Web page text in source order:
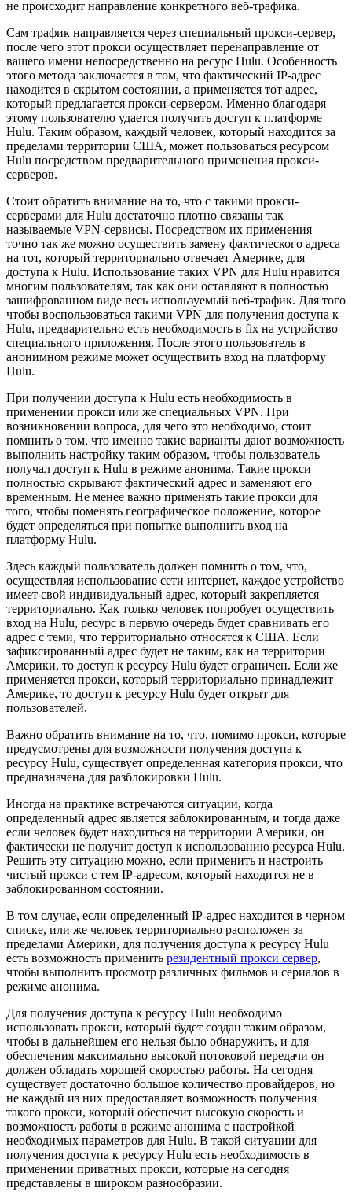
не происходит направление конкретного веб-трафика.
Сам трафик направляется через специальный прокси-сервер,
после чего этот прокси осуществляет перенаправление от
вашего имени непосредственно на ресурс Hulu. Особенность
этого метода заключается в том, что фактический IP-адрес
находится в скрытом состоянии, а применяется тот адрес,
который предлагается прокси-сервером. Именно благодаря
этому пользователю удается получить доступ к платформе
Hulu. Таким образом, каждый человек, который находится за
пределами территории США, может пользоваться ресурсом
Hulu посредством предварительного применения прокси-
серверов.
Стоит обратить внимание на то, что с такими прокси-
серверами для Hulu достаточно плотно связаны так
называемые VPN-сервисы. Посредством их применения
точно так же можно осуществить замену фактического адреса
на тот, который территориально отвечает Америке, для
доступа к Hulu. Использование таких VPN для Hulu нравится
многим пользователям, так как они оставляют в полностью
зашифрованном виде весь используемый веб-трафик. Для того
чтобы воспользоваться такими VPN для получения доступа к
Hulu, предварительно есть необходимость в fix на устройство
специального приложения. После этого пользователь в
анонимном режиме может осуществить вход на платформу
Hulu.
При получении доступа к Hulu есть необходимость в
применении прокси или же специальных VPN. При
возникновении вопроса, для чего это необходимо, стоит
помнить о том, что именно такие варианты дают возможность
выполнить настройку таким образом, чтобы пользователь
получал доступ к Hulu в режиме анонима. Такие прокси
полностью скрывают фактический адрес и заменяют его
временным. Не менее важно применять такие прокси для
того, чтобы поменять географическое положение, которое
будет определяться при попытке выполнить вход на
платформу Hulu.
Здесь каждый пользователь должен помнить о том, что,
осуществляя использование сети интернет, каждое устройство
имеет свой индивидуальный адрес, который закрепляется
территориально. Как только человек попробует осуществить
вход на Hulu, ресурс в первую очередь будет сравнивать его
адрес с теми, что территориально относятся к США. Если
зафиксированный адрес будет не таким, как на территории
Америки, то доступ к ресурсу Hulu будет ограничен. Если же
применяется прокси, который территориально принадлежит
Америке, то доступ к ресурсу Hulu будет открыт для
пользователей.
Важно обратить внимание на то, что, помимо прокси, которые
предусмотрены для возможности получения доступа к
ресурсу Hulu, существует определенная категория прокси, что
предназначена для разблокировки Hulu.
Иногда на практике встречаются ситуации, когда
определенный адрес является заблокированным, и тогда даже
если человек будет находиться на территории Америки, он
фактически не получит доступ к использованию ресурса Hulu.
Решить эту ситуацию можно, если применить и настроить
чистый прокси с тем IP-адресом, который находится не в
заблокированном состоянии.
В том случае, если определенный IP-адрес находится в черном
списке, или же человек территориально расположен за
пределами Америки, для получения доступа к ресурсу Hulu
есть возможность применить резидентный прокси сервер,
чтобы выполнить просмотр различных фильмов и сериалов в
режиме анонима.
Для получения доступа к ресурсу Hulu необходимо
использовать прокси, который будет создан таким образом,
чтобы в дальнейшем его нельзя было обнаружить, и для
обеспечения максимально высокой потоковой передачи он
должен обладать хорошей скоростью работы. На сегодня
существует достаточно большое количество провайдеров, но
не каждый из них предоставляет возможность получения
такого прокси, который обеспечит высокую скорость и
возможность работы в режиме анонима с настройкой
необходимых параметров для Hulu. В такой ситуации для
получения доступа к ресурсу Hulu есть необходимость в
применении приватных прокси, которые на сегодня
представлены в широком разнообразии.